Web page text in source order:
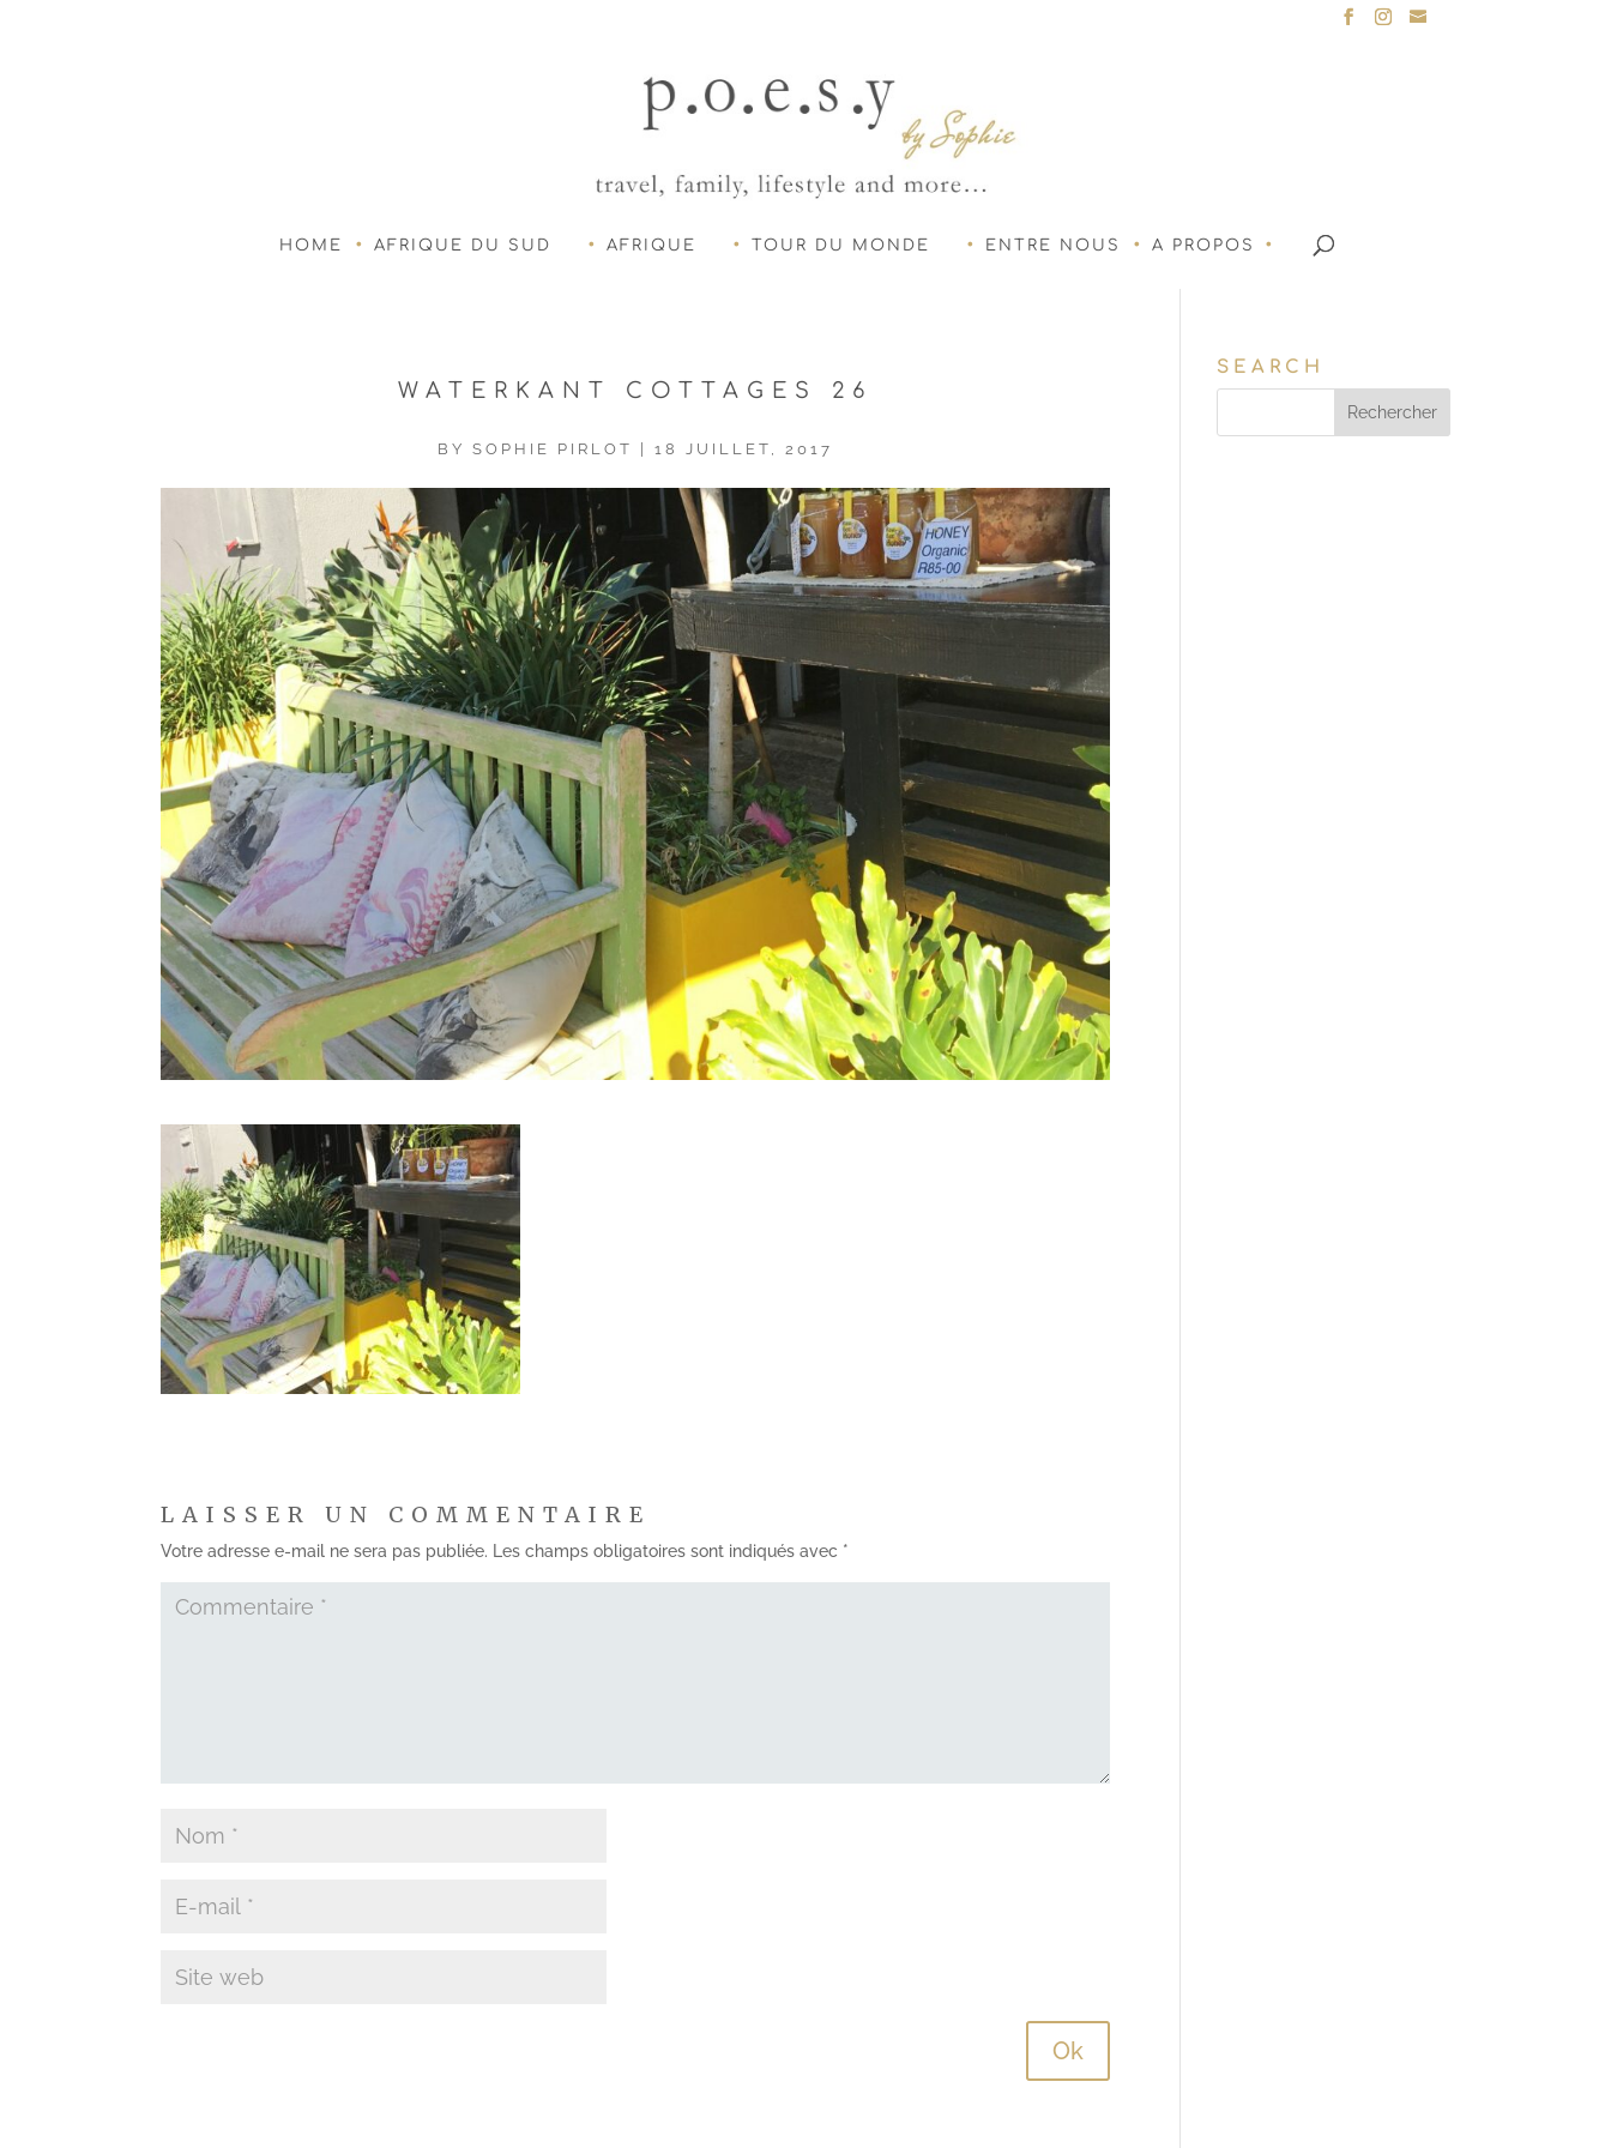
HOME AFRIQUE DU SUD AFRIQUE TOUR DU MONDE ENTRE NOUS A PROPOS
WATERKANT COTTAGES 26
BYSOPHIE PIRLOT |18 JUILLET, 2017
LAISSER UN COMMENTAIRE
Votre adresse e-mail ne sera pas publiée. Les champs obligatoires sont indiqués avec *
SEARCH